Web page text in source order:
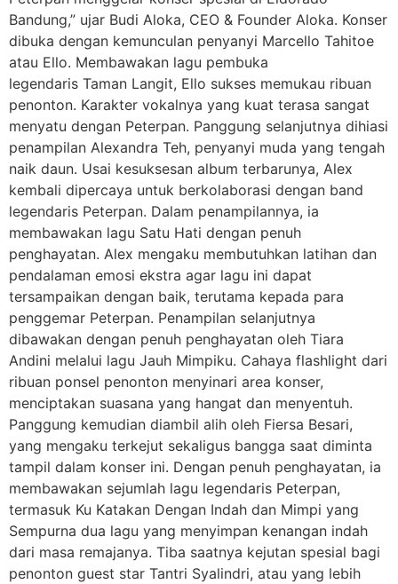
Bandung,” ujar Budi Aloka, CEO & Founder Aloka. Konser
dibuka dengan kemunculan penyanyi Marcello Tahitoe
atau Ello. Membawakan lagu pembuka
legendaris Taman Langit, Ello sukses memukau ribuan
penonton. Karakter vokalnya yang kuat terasa sangat
menyatu dengan Peterpan. Panggung selanjutnya dihiasi
penampilan Alexandra Teh, penyanyi muda yang tengah
naik daun. Usai kesuksesan album terbarunya, Alex
kembali dipercaya untuk berkolaborasi dengan band
legendaris Peterpan. Dalam penampilannya, ia
membawakan lagu Satu Hati dengan penuh
penghayatan. Alex mengaku membutuhkan latihan dan
pendalaman emosi ekstra agar lagu ini dapat
tersampaikan dengan baik, terutama kepada para
penggemar Peterpan. Penampilan selanjutnya
dibawakan dengan penuh penghayatan oleh Tiara
Andini melalui lagu Jauh Mimpiku. Cahaya flashlight dari
ribuan ponsel penonton menyinari area konser,
menciptakan suasana yang hangat dan menyentuh.
Panggung kemudian diambil alih oleh Fiersa Besari,
yang mengaku terkejut sekaligus bangga saat diminta
tampil dalam konser ini. Dengan penuh penghayatan, ia
membawakan sejumlah lagu legendaris Peterpan,
termasuk Ku Katakan Dengan Indah dan Mimpi yang
Sempurna dua lagu yang menyimpan kenangan indah
dari masa remajanya. Tiba saatnya kejutan spesial bagi
penonton guest star Tantri Syalindri, atau yang lebih